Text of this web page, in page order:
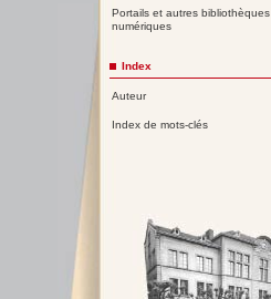
Portails et autres bibliothèques
numériques
Index
Auteur
Index de mots-clés